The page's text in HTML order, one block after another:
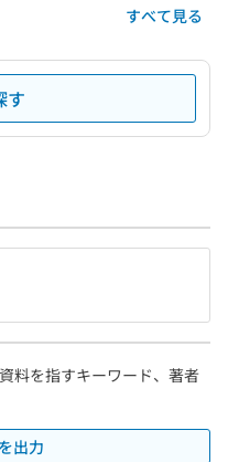
すべて見る
す
料を指すキーワード、著者
出力